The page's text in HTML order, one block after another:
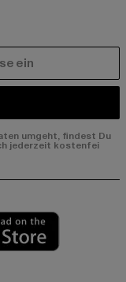
umgeht, findest Du
jederzeit kostenfei